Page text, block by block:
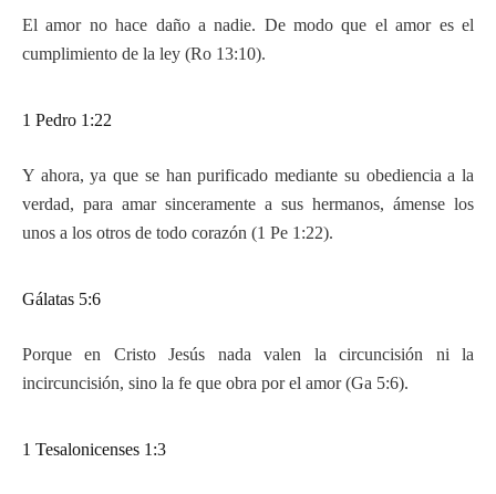
El amor no hace daño a nadie. De modo que el amor es el
cumplimiento de la ley (Ro 13:10).
1 Pedro 1:22
Y ahora, ya que se han purificado mediante su obediencia a la
verdad, para amar sinceramente a sus hermanos, ámense los
unos a los otros de todo corazón (1 Pe 1:22).
Gálatas 5:6
Porque en Cristo Jesús nada valen la circuncisión ni la
incircuncisión, sino la fe que obra por el amor (Ga 5:6).
1 Tesalonicenses 1:3